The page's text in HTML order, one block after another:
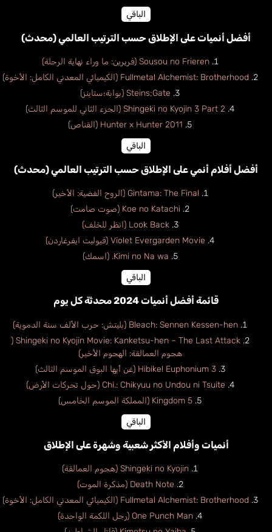
الباقي
أفضل أنميات على الإطلاق حسب الترتيب العالمي (محدث)
Sousou no Frieren (فريرين: ما وراء نهاية الرحلة)
Fullmetal Alchemist: Brotherhood (الكيميائي المعدني الكامل: الأخوة)
Steins;Gate (بوابة؛ستاينز)
Shingeki no Kyojin 3 Part 2 (الجزء الثاني للموسم الثالث)
Hunter x Hunter 2011 (القناص)
الباقي
أفضل أفلام أنمي على الإطلاق حسب الترتيب العالمي (محدث)
Gintama: The Final (الروح الفضية: الأخير)
Koe no Katachi (صوت صامت)
Look Back (انظر للخلف)
Violet Evergarden Movie (فيوليت ايفرغاردن)
Kimi no Na wa. (اسمك)
الباقي
قائمة أفضل أنميات 2024 محدثة كل يوم
Bleach: Sennen Kessen-hen (بليتش: حرب الألف سنة الدموية)
Shingeki no Kyojin Movie: Kanketsu-hen – The Last Attack (
هجوم العمالقة: الهجوم الأخير)
Hibike! Euphonium 3 (غن أيها البوق الموسم الثالث)
Chi.: Chikyuu no Undou ni Tsuite (حول تحركات الأرض)
Kingdom 5 (المملكة الموسم الخامس)
الباقي
أنميات وأفلام الأكثر شعبية وشهرة على الإطلاق
Shingeki no Kyojin (هجوم العمالقة)
Death Note (مذكرة الموت)
Fullmetal Alchemist: Brotherhood (الكيميائي المعدني الكامل: الأخوة)
One Punch Man (رجل اللكمة الواحدة)